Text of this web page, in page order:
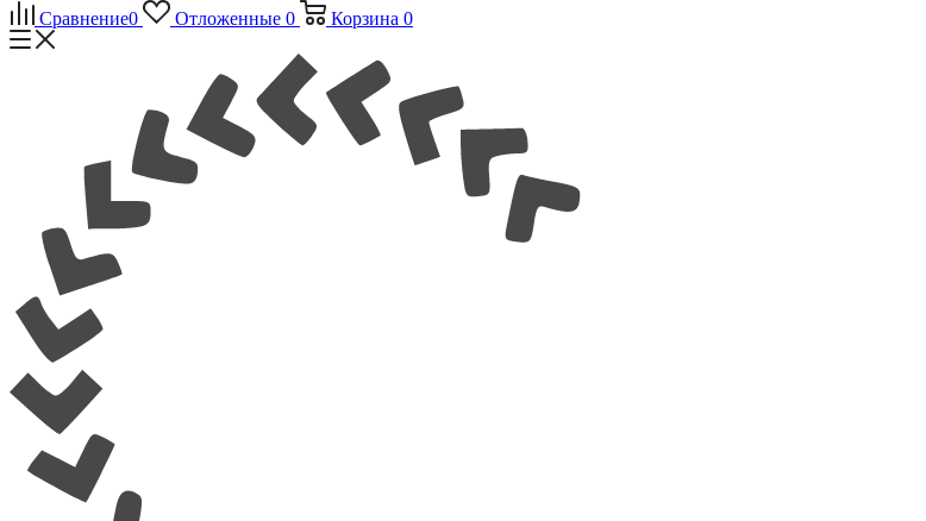
Сравнение0 Отложенные 0 Корзина 0